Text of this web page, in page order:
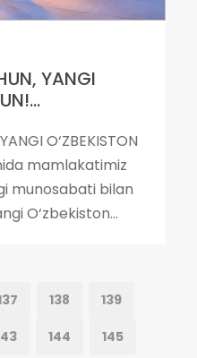
YANGI
O‘ZBEKISTON
mamlakatimiz
munosabati bilan
O‘zbekiston...
138 139
144 145